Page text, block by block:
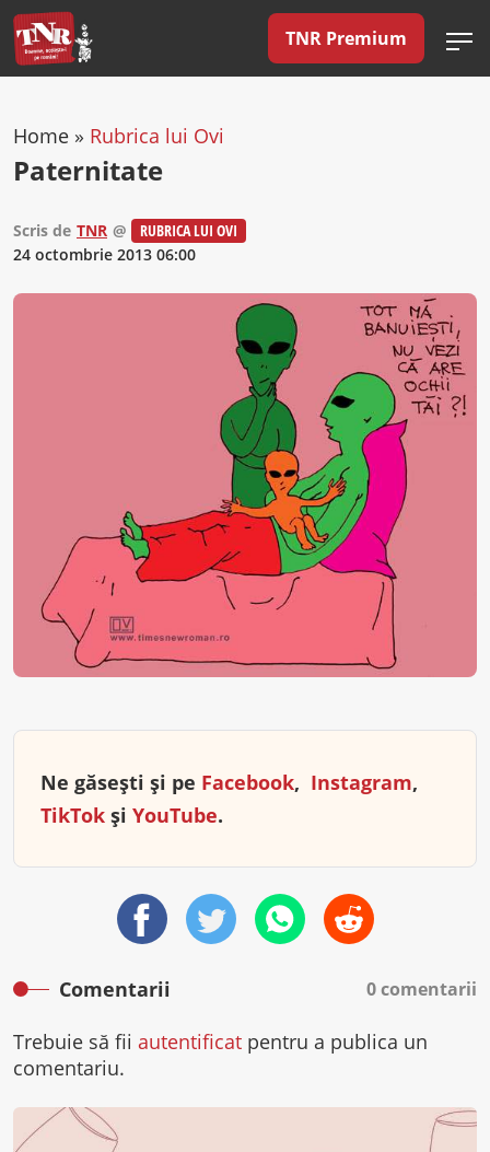
TNR Premium
Home » Rubrica lui Ovi
Paternitate
Scris de TNR @
RUBRICA LUI OVI
24 octombrie 2013 06:00
Ne găsești și pe Facebook, Instagram,
TikTok și YouTube.
Comentarii 0 comentarii
Trebuie să fii autentificat pentru a publica un
comentariu.